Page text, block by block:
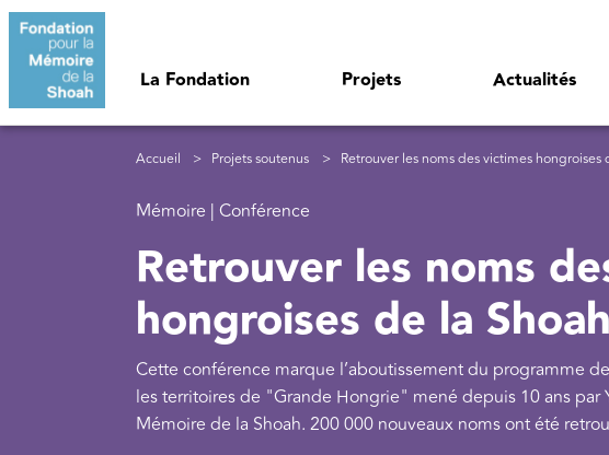
Aller au contenu principal
La Fondation Projets Actualités
Fil d'Ariane
Accueil Projets soutenus Retrouver les noms des victimes hongroises
Mémoire | Conférence
Retrouver les noms
hongroises de la Shoah
Cette conférence marque l’aboutissement du programme
les territoires de "Grande Hongrie" mené depuis 10 ans par
Mémoire de la Shoah. 200 000 nouveaux noms ont été